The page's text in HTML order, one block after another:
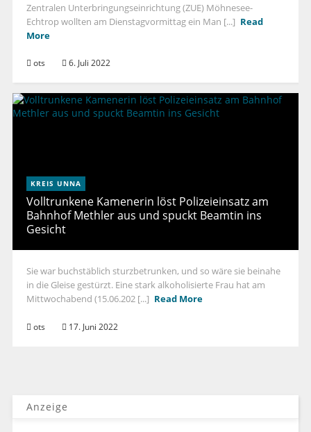
Zentralen Unterbringungseinrichtung (ZUE) Möhnesee-
Echtrop wollten am Dienstagvormittag ein Man [...] Read
More
ots 6. Juli 2022
KREIS UNNA
Volltrunkene Kamenerin löst Polizeieinsatz am
Bahnhof Methler aus und spuckt Beamtin ins
Gesicht
Sie war buchstäblich sturzbetrunken, und so wäre sie beinahe
in die Gleise gestürzt. Eine stark alkoholisierte Frau hat am
Mittwochabend (15.06.202 [...] Read More
ots 17. Juni 2022
Anzeige